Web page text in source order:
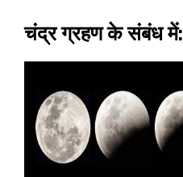
चंद्र ग्रहण के संबंध में: